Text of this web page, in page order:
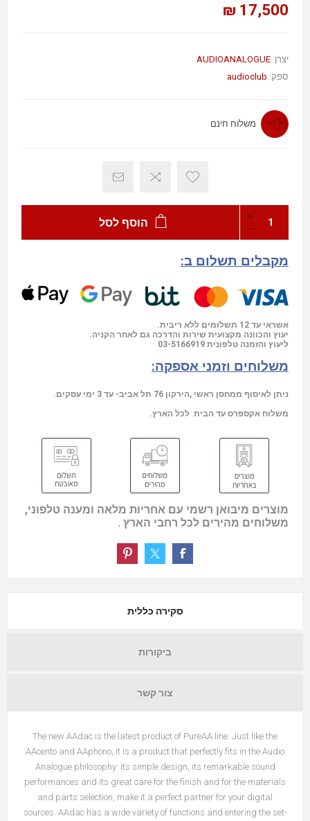
17,500 ₪
יצרן: AUDIOANALOGUE
ספק: audioclub
משלוח חינם
הוסף לסל
מקבלים תשלום ב:
אשראי עד 12 תשלומים ללא ריבית.
יעוץ והכוונה מקצועית שירות והדרכה גם לאחר הקניה.
ליעוץ והזמנה טלפונית 03-5166919
משלוחים וזמני אספקה:
ניתן לאיסוף ממחסן ראשי ,הירקון 76 תל אביב- עד 3 ימי עסקים.
משלוח אקספרס עד הבית לכל הארץ.
מוצרים מיבואן רשמי עם אחריות מלאה ומענה טלפוני,
משלוחים מהירים לכל רחבי הארץ .
סקירה כללית
ביקורות
צור קשר
The new AAdac is the latest product of PureAA line. Just like the
AAcento and AAphono, it is a product that perfectly fits in the Audio
Analogue philosophy: its simple design, its remarkable sound
performances and its great care for the finish and for the materials
and parts selection, make it a perfect partner for your digital
sources. AAdac has a wide variety of functions and entering the set-